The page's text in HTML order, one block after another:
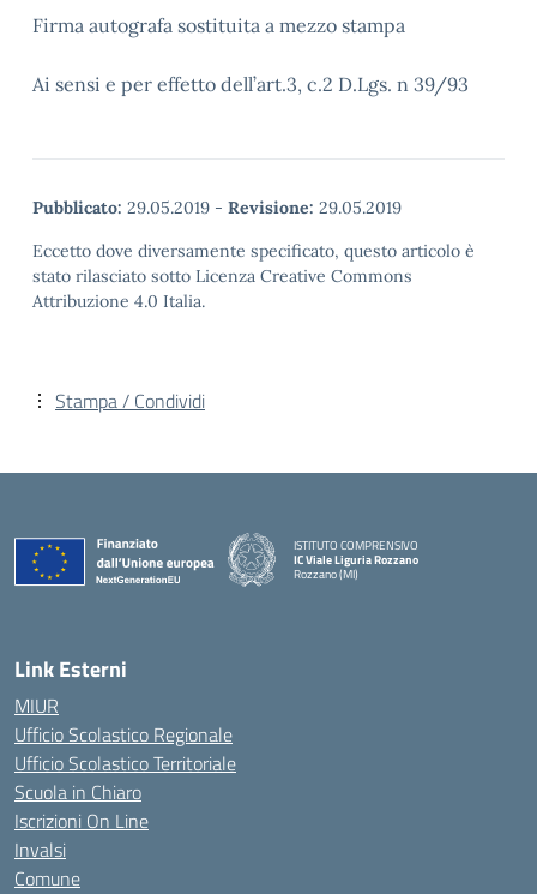
Firma autografa sostituita a mezzo stampa
Ai sensi e per effetto dell’art.3, c.2 D.Lgs. n 39/93
Pubblicato: 29.05.2019 - Revisione: 29.05.2019
Eccetto dove diversamente specificato, questo articolo è
stato rilasciato sotto Licenza Creative Commons
Attribuzione 4.0 Italia.
Stampa / Condividi
ISTITUTO COMPRENSIVO
IC Viale Liguria Rozzano
Rozzano (MI)
Link Esterni
MIUR
Ufficio Scolastico Regionale
Ufficio Scolastico Territoriale
Scuola in Chiaro
Iscrizioni On Line
Invalsi
Comune